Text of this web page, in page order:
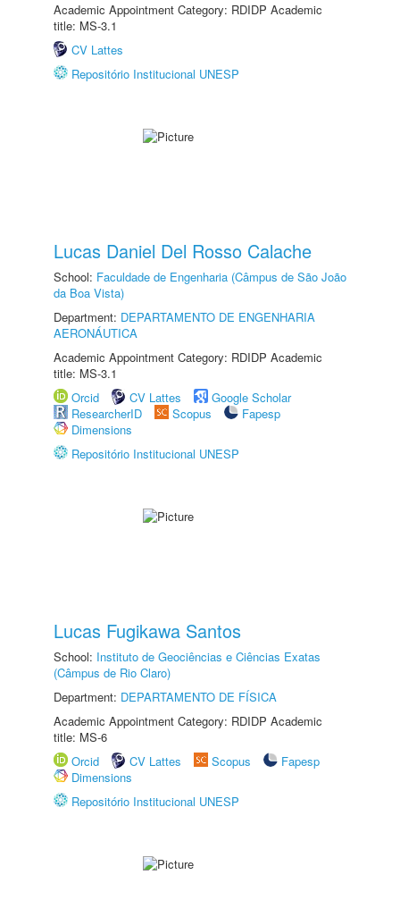
Academic Appointment Category: RDIDP Academic
title: MS-3.1
CV Lattes
Repositório Institucional UNESP
Lucas Daniel Del Rosso Calache
School: Faculdade de Engenharia (Câmpus de São João
da Boa Vista)
Department: DEPARTAMENTO DE ENGENHARIA
AERONÁUTICA
Academic Appointment Category: RDIDP Academic
title: MS-3.1
Orcid
CV Lattes
Google Scholar
ResearcherID
Scopus
Fapesp
Dimensions
Repositório Institucional UNESP
Lucas Fugikawa Santos
School: Instituto de Geociências e Ciências Exatas
(Câmpus de Rio Claro)
Department: DEPARTAMENTO DE FÍSICA
Academic Appointment Category: RDIDP Academic
title: MS-6
Orcid
CV Lattes Scopus
Fapesp
Dimensions
Repositório Institucional UNESP